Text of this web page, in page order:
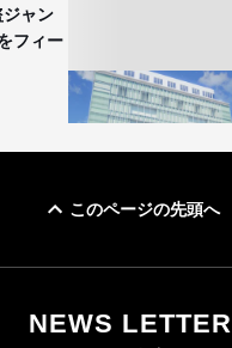
ャン
フィー
FASHION
このページの先頭へ
NEWS LETTER